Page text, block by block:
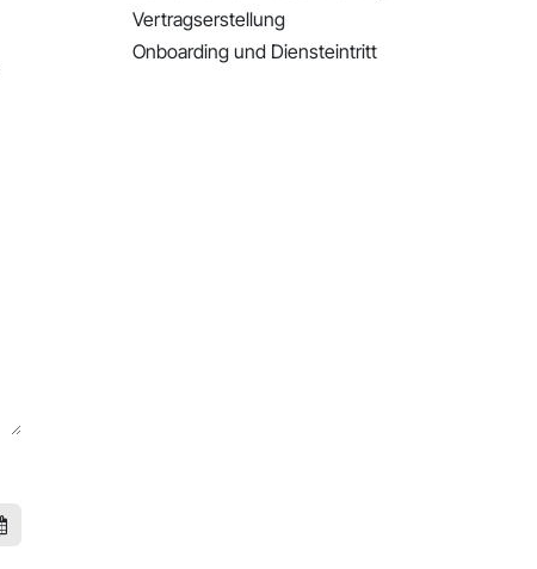
Vertragserstellung
Onboarding und Diensteintritt